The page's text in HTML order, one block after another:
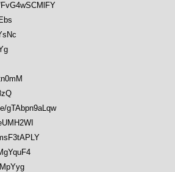
gTAbpn9aLqw